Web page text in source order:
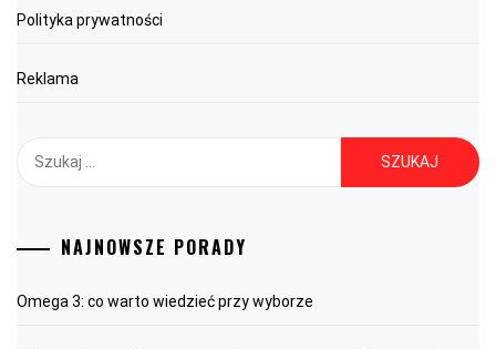
Polityka prywatności
Reklama
NAJNOWSZE PORADY
Omega 3: co warto wiedzieć przy wyborze